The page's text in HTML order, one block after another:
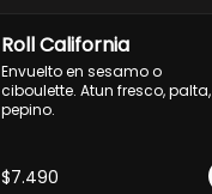
Roll California
Envuelto en sesamo o
ciboulette. Atun fresco, palta,
pepino.
$7.490